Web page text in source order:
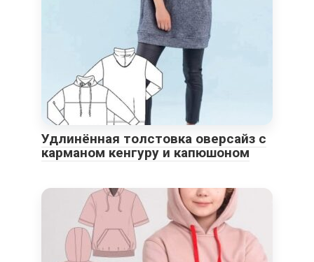
Удлинённая толстовка оверсайз с
карманом кенгуру и капюшоном